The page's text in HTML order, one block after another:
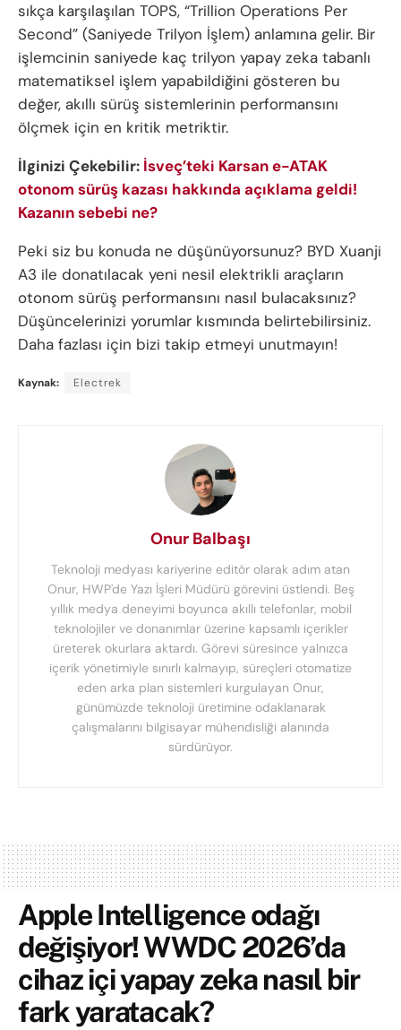
sıkça karşılaşılan TOPS, “Trillion Operations Per
Second” (Saniyede Trilyon İşlem) anlamına gelir. Bir
işlemcinin saniyede kaç trilyon yapay zeka tabanlı
matematiksel işlem yapabildiğini gösteren bu
değer, akıllı sürüş sistemlerinin performansını
ölçmek için en kritik metriktir.
İlginizi Çekebilir: İsveç’teki Karsan e-ATAK
otonom sürüş kazası hakkında açıklama geldi!
Kazanın sebebi ne?
Peki siz bu konuda ne düşünüyorsunuz? BYD Xuanji
A3 ile donatılacak yeni nesil elektrikli araçların
otonom sürüş performansını nasıl bulacaksınız?
Düşüncelerinizi yorumlar kısmında belirtebilirsiniz.
Daha fazlası için bizi takip etmeyi unutmayın!
Kaynak: Electrek
Onur Balbaşı
Teknoloji medyası kariyerine editör olarak adım atan
Onur, HWP'de Yazı İşleri Müdürü görevini üstlendi. Beş
yıllık medya deneyimi boyunca akıllı telefonlar, mobil
teknolojiler ve donanımlar üzerine kapsamlı içerikler
üreterek okurlara aktardı. Görevi süresince yalnızca
içerik yönetimiyle sınırlı kalmayıp, süreçleri otomatize
eden arka plan sistemleri kurgulayan Onur,
günümüzde teknoloji üretimine odaklanarak
çalışmalarını bilgisayar mühendisliği alanında
sürdürüyor.
Apple Intelligence odağı
değişiyor! WWDC 2026’da
cihaz içi yapay zeka nasıl bir
fark yaratacak?